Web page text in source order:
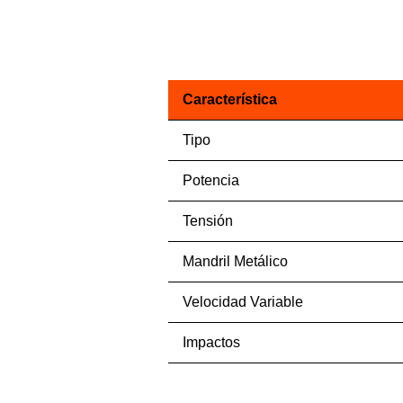
Característica
Tipo
Potencia
Tensión
Mandril Metálico
Velocidad Variable
Impactos